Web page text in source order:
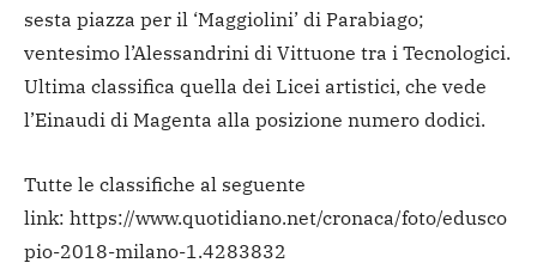
sesta piazza per il ‘Maggiolini’ di Parabiago;
ventesimo l’Alessandrini di Vittuone tra i Tecnologici.
Ultima classifica quella dei Licei artistici, che vede
l’Einaudi di Magenta alla posizione numero dodici.
Tutte le classifiche al seguente
link: https://www.quotidiano.net/cronaca/foto/edusco
pio-2018-milano-1.4283832